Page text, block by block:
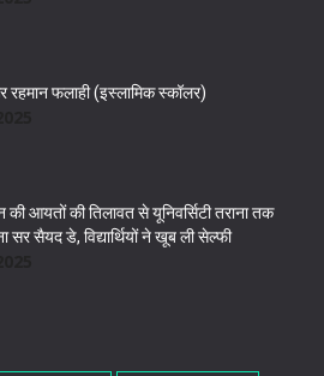
रहमान फलाही (इस्लामिक स्कॉलर)
आयतों की तिलावत से यूनिवर्सिटी तराना तक
सर सैयद डे, विद्यार्थियों ने खूब ली सेल्फी